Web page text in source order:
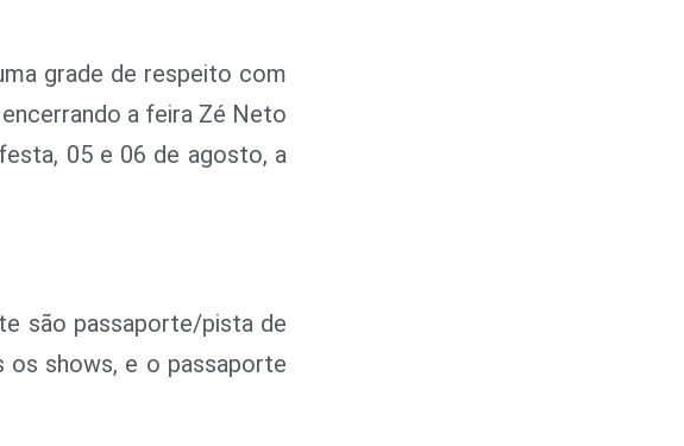
grade de respeito com
a feira Zé Neto
05 e 06 de agosto, a
são passaporte/pista de
os shows, e o passaporte